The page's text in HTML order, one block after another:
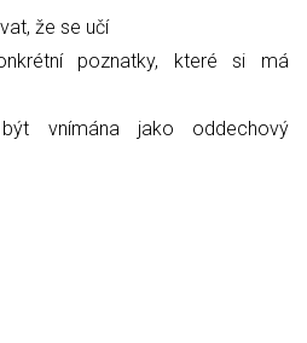
že se učí
poznatky, které si má
vnímána jako oddechový